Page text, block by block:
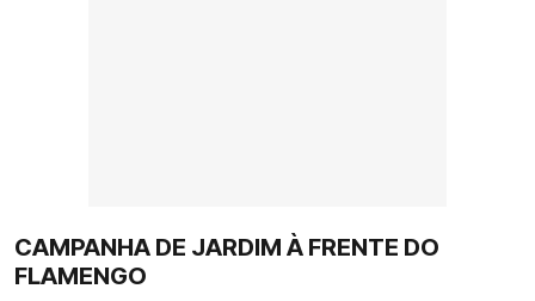
CAMPANHA DE JARDIM À FRENTE DO
FLAMENGO